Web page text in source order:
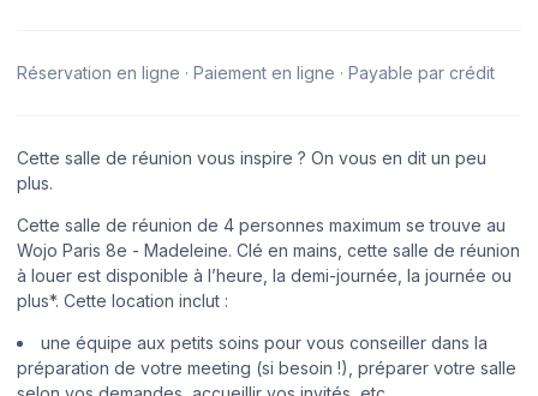
Réservation en ligne · Paiement en ligne · Payable par crédit
Cette salle de réunion vous inspire ? On vous en dit un peu
plus.
Cette salle de réunion de 4 personnes maximum se trouve au
Wojo Paris 8e - Madeleine. Clé en mains, cette salle de réunion
à louer est disponible à l’heure, la demi-journée, la journée ou
plus*. Cette location inclut :
une équipe aux petits soins pour vous conseiller dans la
préparation de votre meeting (si besoin !), préparer votre salle